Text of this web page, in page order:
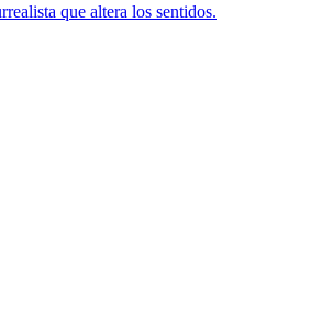
que altera los sentidos.